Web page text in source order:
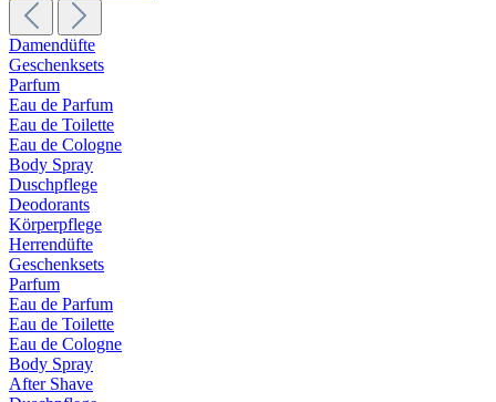
Damendüfte
Geschenksets
Parfum
Eau de Parfum
Eau de Toilette
Eau de Cologne
Body Spray
Duschpflege
Deodorants
Körperpflege
Herrendüfte
Geschenksets
Parfum
Eau de Parfum
Eau de Toilette
Eau de Cologne
Body Spray
After Shave